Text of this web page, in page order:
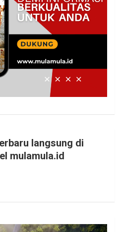
langsung di
mulamula.id